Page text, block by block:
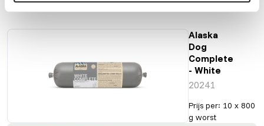
Ook interessant
Alaska
Dog
Complete
- White
20241
Prijs per: 10 x 800
g worst